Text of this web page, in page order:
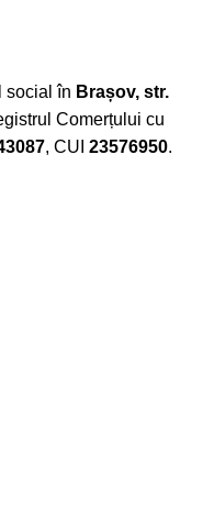
social în Brașov, str.
Comerțului cu
, CUI 23576950.​